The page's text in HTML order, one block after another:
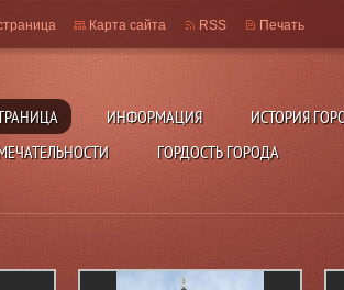
ИНФОРМАЦИЯ
ИСТОРИЯ
ГОРДОСТЬ ГОРОДА
Карта сайта RSS Печать